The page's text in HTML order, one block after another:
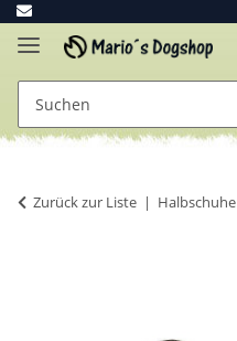
Zurück zur Liste Halbschuhe